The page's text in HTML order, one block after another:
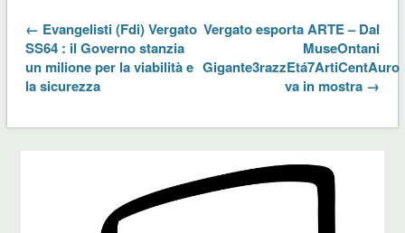
← Evangelisti (Fdi) Vergato
SS64 : il Governo stanzia
un milione per la viabilità e
la sicurezza
Vergato esporta ARTE – Dal
MuseOntani
Gigante3razzEtá7ArtiCentAuro
va in mostra →